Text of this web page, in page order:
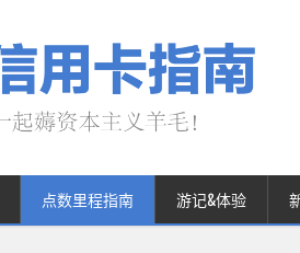
点数里程指南 游记&体验